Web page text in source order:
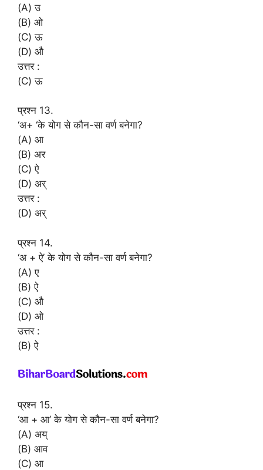
(A) उ
(B) ओ
(C) ऊ
(D) औ
उत्तर :
(C) ऊ
प्रश्न 13.
‘अ+ ‘के योग से कौन-सा वर्ण बनेगा?
(A) आ
(B) अर
(C) ऐ
(D) अर्
उत्तर :
(D) अर्
प्रश्न 14.
‘अ + ऐ’ के योग से कौन-सा वर्ण बनेगा?
(A) ए
(B) ऐ
(C) औ
(D) ओ
उत्तर :
(B) ऐ
प्रश्न 15.
‘आ + आ’ के योग से कौन-सा वर्ण बनेगा?
(A) अय्
(B) आव
(C) आ